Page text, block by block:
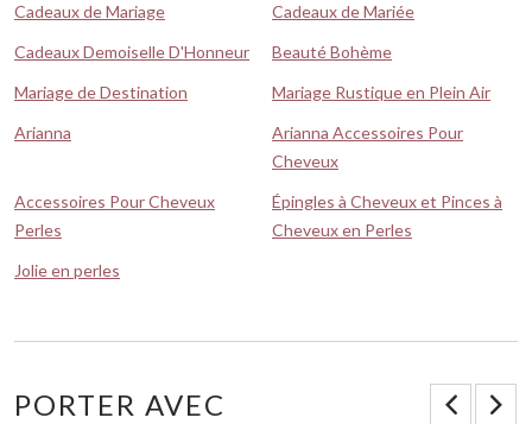
Cadeaux de Mariage
Cadeaux de Mariée
Cadeaux Demoiselle D'Honneur
Beauté Bohème
Mariage de Destination
Mariage Rustique en Plein Air
Arianna
Arianna Accessoires Pour
Cheveux
Accessoires Pour Cheveux
Perles
Épingles à Cheveux et Pinces à
Cheveux en Perles
Jolie en perles
PORTER AVEC